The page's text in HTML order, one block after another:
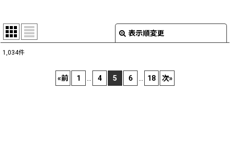
表示順変更
1,034件
«前 1 4 5 6 18 次»